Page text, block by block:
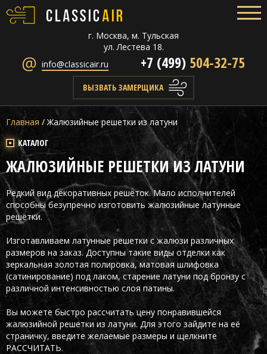
г. Москва, м. Тульская
ул. Лестева 18.
info@classicair.ru
+7 (499) 504-32-75
ВЫЗВАТЬ ЗАМЕРЩИКА
Главная /Жалюзийные решетки из латуни
КАТАЛОГ
ЖАЛЮЗИЙНЫЕ РЕШЕТКИ ИЗ ЛАТУНИ
Редкий вид декоративных решёток. Мало исполнителей
способны безупречно изготовить жалюзийные латунные
решётки.
Изготавливаем латунные решетки с жалюзи различных
размеров на заказ. Доступны такие виды отделки как
зеркальная золотая полировка, матовая шлифовка
(сатинирование) под лаком, старение латуни под бронзу с
различной интенсивностью слоя патины.
Вы можете быстро рассчитать цену понравившейся
жалюзийной решетки из латуни. Для этого зайдите на её
страничку, введите желаемые размеры и щелкните
РАССЧИТАТЬ.